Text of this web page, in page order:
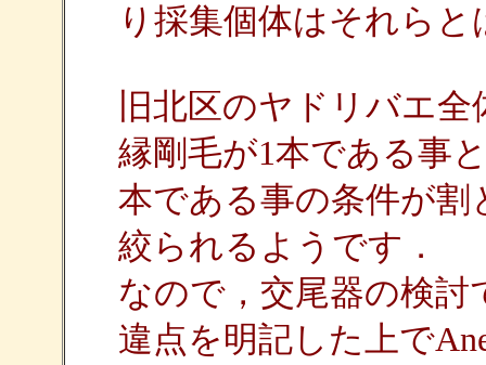
り採集個体はそれら
旧北区のヤドリバエ
縁剛毛が1本である事
本である事の条件が
絞られるようです．
なので，交尾器の検
違点を明記した上で